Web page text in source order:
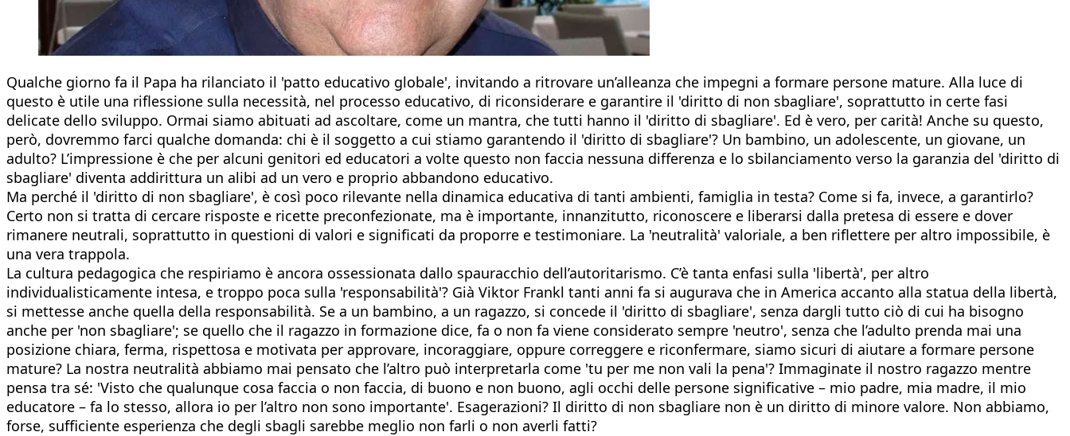
Qualche giorno fa il Papa ha rilanciato il 'patto educativo globale', invitando a ritrovare un’alleanza che impegni a formare persone mature. Alla luce di
questo è utile una riflessione sulla necessità, nel processo educativo, di riconsiderare e garantire il 'diritto di non sbagliare', soprattutto in certe fasi
delicate dello sviluppo. Ormai siamo abituati ad ascoltare, come un mantra, che tutti hanno il 'diritto di sbagliare'. Ed è vero, per carità! Anche su questo,
però, dovremmo farci qualche domanda: chi è il soggetto a cui stiamo garantendo il 'diritto di sbagliare'? Un bambino, un adolescente, un giovane, un
adulto? L’impressione è che per alcuni genitori ed educatori a volte questo non faccia nessuna differenza e lo sbilanciamento verso la garanzia del 'diritto di
sbagliare' diventa addirittura un alibi ad un vero e proprio abbandono educativo.
Ma perché il 'diritto di non sbagliare', è così poco rilevante nella dinamica educativa di tanti ambienti, famiglia in testa? Come si fa, invece, a garantirlo?
Certo non si tratta di cercare risposte e ricette preconfezionate, ma è importante, innanzitutto, riconoscere e liberarsi dalla pretesa di essere e dover
rimanere neutrali, soprattutto in questioni di valori e significati da proporre e testimoniare. La 'neutralità' valoriale, a ben riflettere per altro impossibile, è
una vera trappola.
La cultura pedagogica che respiriamo è ancora ossessionata dallo spauracchio dell’autoritarismo. C’è tanta enfasi sulla 'libertà', per altro
individualisticamente intesa, e troppo poca sulla 'responsabilità'? Già Viktor Frankl tanti anni fa si augurava che in America accanto alla statua della libertà,
si mettesse anche quella della responsabilità. Se a un bambino, a un ragazzo, si concede il 'diritto di sbagliare', senza dargli tutto ciò di cui ha bisogno
anche per 'non sbagliare'; se quello che il ragazzo in formazione dice, fa o non fa viene considerato sempre 'neutro', senza che l’adulto prenda mai una
posizione chiara, ferma, rispettosa e motivata per approvare, incoraggiare, oppure correggere e riconfermare, siamo sicuri di aiutare a formare persone
mature? La nostra neutralità abbiamo mai pensato che l’altro può interpretarla come 'tu per me non vali la pena'? Immaginate il nostro ragazzo mentre
pensa tra sé: 'Visto che qualunque cosa faccia o non faccia, di buono e non buono, agli occhi delle persone significative – mio padre, mia madre, il mio
educatore – fa lo stesso, allora io per l’altro non sono importante'. Esagerazioni? Il diritto di non sbagliare non è un diritto di minore valore. Non abbiamo,
forse, sufficiente esperienza che degli sbagli sarebbe meglio non farli o non averli fatti?